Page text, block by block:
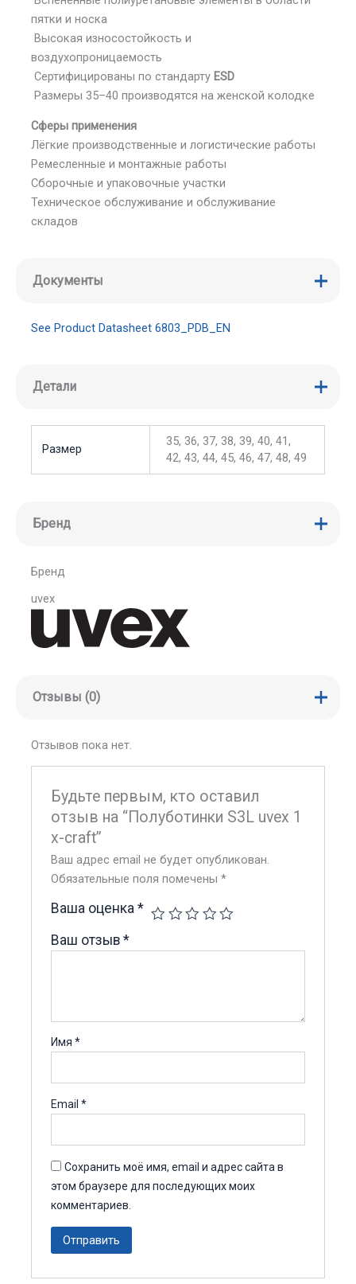
пятки и носка
Высокая износостойкость и
воздухопроницаемость
Сертифицированы по стандарту ESD
Размеры 35–40 производятся на женской колодке
Сферы применения
Лёгкие производственные и логистические работы
Ремесленные и монтажные работы
Сборочные и упаковочные участки
Техническое обслуживание и обслуживание
складов
Документы
See Product Datasheet 6803_PDB_EN
Детали
Размер
35, 36, 37, 38, 39, 40, 41,
42, 43, 44, 45, 46, 47, 48, 49
Бренд
Бренд
uvex
Отзывы (0)
Отзывов пока нет.
Будьте первым, кто оставил
отзыв на “Полуботинки S3L uvex 1
x-craft”
Ваш адрес email не будет опубликован.
Обязательные поля помечены*
Ваша оценка*
Ваш отзыв*
Имя*
Email*
Сохранить моё имя, email и адрес сайта в
этом браузере для последующих моих
комментариев.